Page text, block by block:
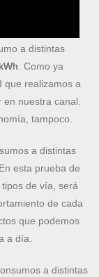
a distintas
. Como ya
que realizamos a
en nuestra canal.
tampoco.
a distintas
esta prueba de
de vía, será
de cada
que podemos
a día.
a distintas